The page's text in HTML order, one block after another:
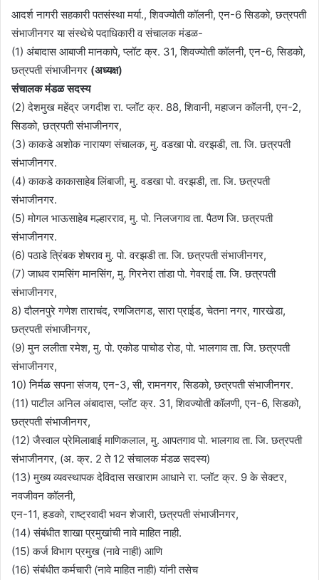
आदर्श नागरी सहकारी पतसंस्था मर्या., शिवज्योती कॉलनी, एन-6 सिडको, छत्रपती
संभाजीनगर या संस्थेचे पदाधिकारी व संचालक मंडळ-
(1) अंबादास आबाजी मानकापे, प्लॉट क्र. 31, शिवज्योती कॉलनी, एन-6, सिडको,
छत्रपती संभाजीनगर (अध्यक्ष)
संचालक मंडळ सदस्य
(2) देशमुख महेंद्र जगदीश रा. प्लॉट क्र. 88, शिवानी, महाजन कॉलनी, एन-2,
सिडको, छत्रपती संभाजीनगर,
(3) काकडे अशोक नारायण संचालक, मु. वडखा पो. वरझडी, ता. जि. छत्रपती
संभाजीनगर.
(4) काकडे काकासाहेब लिंबाजी, मु. वडखा पो. वरझडी, ता. जि. छत्रपती
संभाजीनगर.
(5) मोगल भाऊसाहेब मल्हारराव, मु. पो. निलजगाव ता. पैठण जि. छत्रपती
संभाजीनगर.
(6) पठाडे त्रिंबक शेषराव मु. पो. वरझडी ता. जि. छत्रपती संभाजीनगर,
(7) जाधव रामसिंग मानसिंग, मु. गिरनेरा तांडा पो. गेवराई ता. जि. छत्रपती
संभाजीनगर,
8) दौलनपुरे गणेश ताराचंद, रणजितगड, सारा प्राईड, चेतना नगर, गारखेडा,
छत्रपती संभाजीनगर,
(9) मुन ललीता रमेश, मु. पो. एकोड पाचोड रोड, पो. भालगाव ता. जि. छत्रपती
संभाजीनगर,
10) निर्मळ सपना संजय, एन-3, सी, रामनगर, सिडको, छत्रपती संभाजीनगर.
(11) पाटील अनिल अंबादास, प्लॉट क्र. 31, शिवज्योती कॉलणी, एन-6, सिडको,
छत्रपती संभाजीनगर,
(12) जैस्वाल प्रेमिलाबाई माणिकलाल, मु. आपतगाव पो. भालगाव ता. जि. छत्रपती
संभाजीनगर, (अ. क्र. 2 ते 12 संचालक मंडळ सदस्य)
(13) मुख्य व्यवस्थापक देविदास सखाराम आधाने रा. प्लॉट क्र. 9 के सेक्टर,
नवजीवन कॉलनी,
एन-11, हडको, राष्ट्रवादी भवन शेजारी, छत्रपती संभाजीनगर,
(14) संबंधीत शाखा प्रमुखांची नावे माहित नाही.
(15) कर्ज विभाग प्रमुख (नावे नाही) आणि
(16) संबंधीत कर्मचारी (नावे माहित नाही) यांनी तसेच